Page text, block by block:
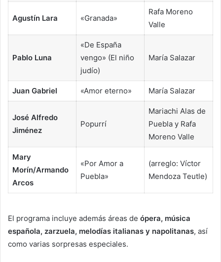
Agustín Lara «Granada»
Rafa Moreno
Valle
Pablo Luna
«De España
vengo» (El niño
judío)
María Salazar
Juan Gabriel «Amor eterno» María Salazar
José Alfredo
Jiménez
Popurrí
Mariachi Alas de
Puebla y Rafa
Moreno Valle
Mary
Morín/Armando
Arcos
«Por Amor a
Puebla»
(arreglo: Víctor
Mendoza Teutle)
El programa incluye además áreas de ópera, música
española, zarzuela, melodías italianas y napolitanas, así
como varias sorpresas especiales.